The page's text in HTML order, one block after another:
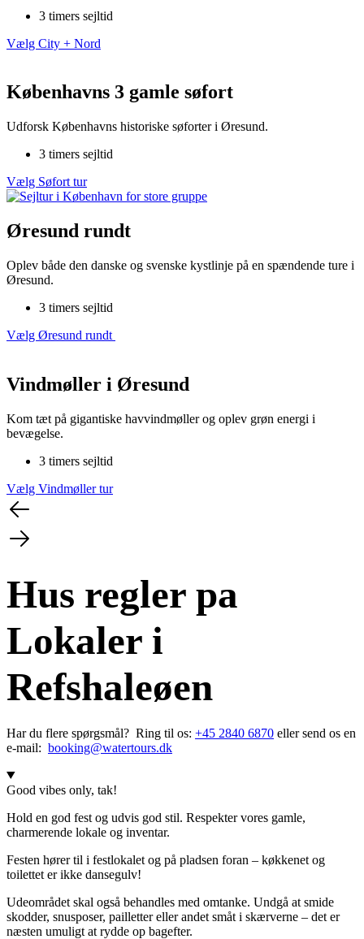
3 timers sejltid
Vælg City + Nord
Københavns 3 gamle søfort
Udforsk Københavns historiske søforter i Øresund.
3 timers sejltid
Vælg Søfort​ tur
Øresund rundt
Oplev både den danske og svenske kystlinje på en spændende ture i
Øresund.
3 timers sejltid
Vælg Øresund rundt ​
Vindmøller i Øresund
Kom tæt på gigantiske havvindmøller og oplev grøn energi i
bevægelse.
3 timers sejltid
Vælg Vindmøller tur
Hus regler pa
Lokaler i
Refshaleøen
Har du flere spørgsmål? Ring til os: +45 2840 6870 eller send os en
e-mail: booking@watertours.dk
Good vibes only, tak!
Hold en god fest og udvis god stil. Respekter vores gamle,
charmerende lokale og inventar.
Festen hører til i festlokalet og på pladsen foran – køkkenet og
toilettet er ikke dansegulv!
Udeområdet skal også behandles med omtanke. Undgå at smide
skodder, snusposer, pailletter eller andet småt i skærverne – det er
næsten umuligt at rydde op bagefter.